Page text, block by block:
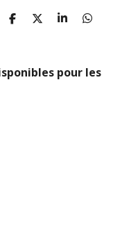
P
G
P
A
G
P
G
P
A
G
pour les